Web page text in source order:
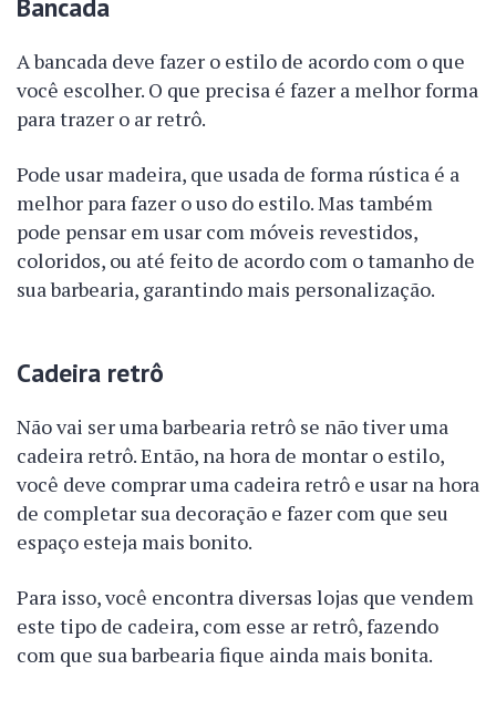
Bancada
A bancada deve fazer o estilo de acordo com o que
você escolher. O que precisa é fazer a melhor forma
para trazer o ar retrô.
Pode usar madeira, que usada de forma rústica é a
melhor para fazer o uso do estilo. Mas também
pode pensar em usar com móveis revestidos,
coloridos, ou até feito de acordo com o tamanho de
sua barbearia, garantindo mais personalização.
Cadeira retrô
Não vai ser uma barbearia retrô se não tiver uma
cadeira retrô. Então, na hora de montar o estilo,
você deve comprar uma cadeira retrô e usar na hora
de completar sua decoração e fazer com que seu
espaço esteja mais bonito.
Para isso, você encontra diversas lojas que vendem
este tipo de cadeira, com esse ar retrô, fazendo
com que sua barbearia fique ainda mais bonita.